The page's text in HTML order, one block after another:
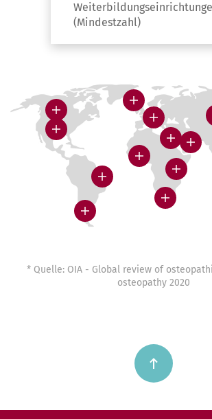
(Mindestzahl)
* Quelle: OIA - Global review of
osteopathy 2020